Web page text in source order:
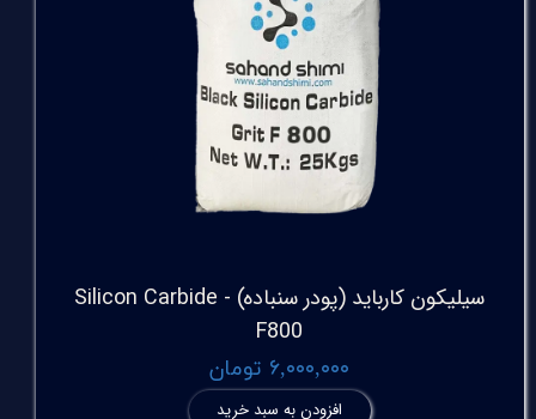
سیلیکون کارباید (پودر سنباده) Silicon Carbide -
F800
۶,۰۰۰,۰۰۰ تومان
افزودن به سبد خرید